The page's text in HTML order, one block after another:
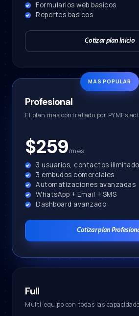
Formularios web basicos
Reportes basicos
Cotizar plan Inicio
Profesional
El plan mas contratado por PYMEs
$259/mes
3 usuarios, contactos
3 embudos comerciales
Automatizaciones avanzadas
WhatsApp + Email + SMS
Dashboard avanzado
Cotizar plan
Full
Multi-equipo con todas las